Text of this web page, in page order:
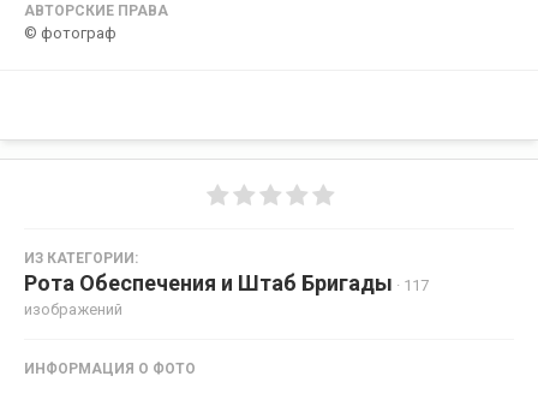
АВТОРСКИЕ ПРАВА
© фотограф
ИЗ КАТЕГОРИИ:
Рота Обеспечения и Штаб Бригады · 117
изображений
ИНФОРМАЦИЯ О ФОТО